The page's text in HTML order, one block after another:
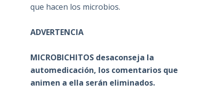
que hacen los microbios.
ADVERTENCIA
MICROBICHITOS desaconseja la
automedicación, los comentarios que
animen a ella serán eliminados.